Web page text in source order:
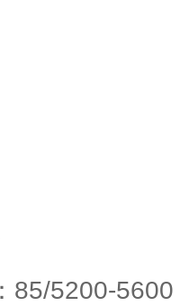
85/5200-5600